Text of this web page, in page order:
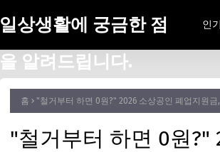
일상생활에 궁금한 점
을 알려드립니다.
인
홈 "철거부터 하면 0원?" 2026 소상공인 폐업지원
"철거부터 하면 0원?"